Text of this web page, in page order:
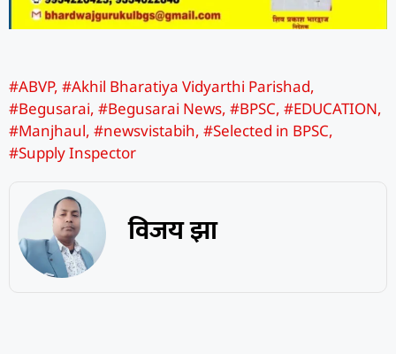
#ABVP, #Akhil Bharatiya Vidyarthi Parishad,
#Begusarai, #Begusarai News, #BPSC, #EDUCATION,
#Manjhaul, #newsvistabih, #Selected in BPSC,
#Supply Inspector
विजय झा